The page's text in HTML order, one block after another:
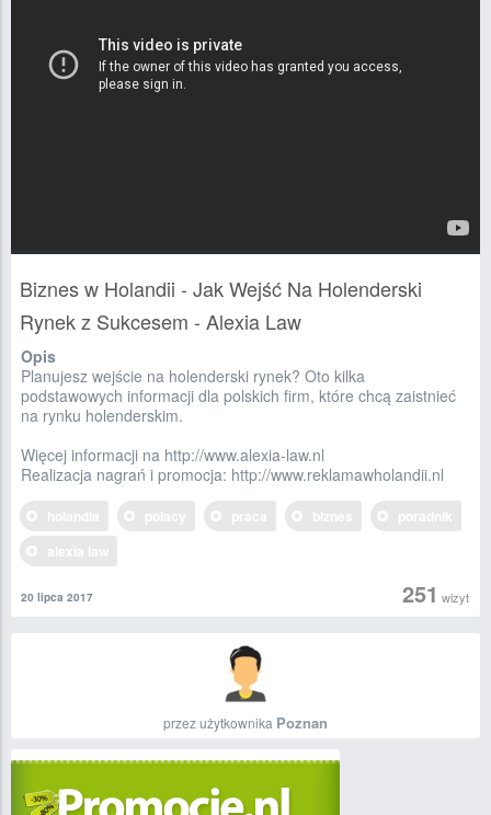
Biznes w Holandii - Jak Wejść Na Holenderski
Rynek z Sukcesem - Alexia Law
Opis
Planujesz wejście na holenderski rynek? Oto kilka
podstawowych informacji dla polskich firm, które chcą zaistnieć
na rynku holenderskim.
Więcej informacji na http://www.alexia-law.nl
Realizacja nagrań i promocja: http://www.reklamawholandii.nl
251 wizyt
20 lipca 2017
przez użytkownika Poznan